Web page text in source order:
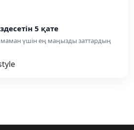
5 қате
маман үшін ең маңызды заттардың